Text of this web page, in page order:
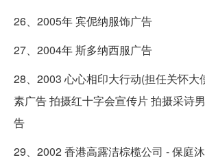
26、2005年 宾伲纳服饰广告
27、2004年 斯多纳西服广告
28、2003 心心相印大行动(担任关怀大
素广告 拍摄红十字会宣传片 拍摄采诗
告
29、2002 香港高露洁棕榄公司 - 保庭